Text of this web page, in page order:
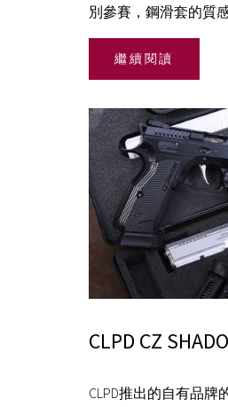
別參賽，鋼滑套的質
繼續閱讀
CLPD CZ
CLPD推出的自有品牌